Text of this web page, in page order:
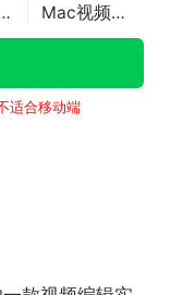
Mac视频编辑
适合移动端